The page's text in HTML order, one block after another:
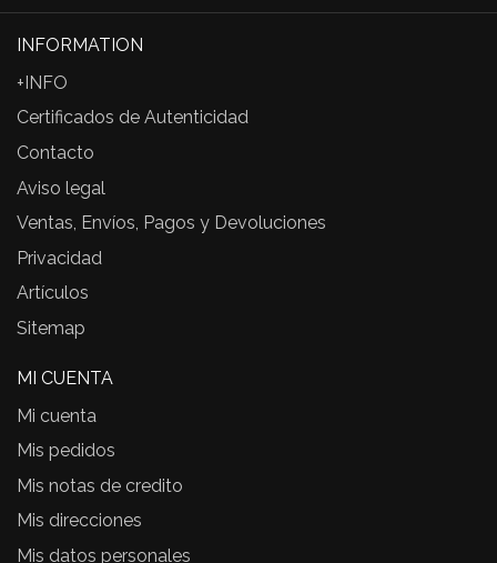
INFORMATION
+INFO
Certificados de Autenticidad
Contacto
Aviso legal
Ventas, Envíos, Pagos y Devoluciones
Privacidad
Artículos
Sitemap
MI CUENTA
Mi cuenta
Mis pedidos
Mis notas de credito
Mis direcciones
Mis datos personales